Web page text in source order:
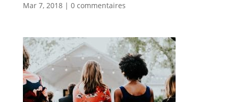
Mar 7, 2018| 0 commentaires